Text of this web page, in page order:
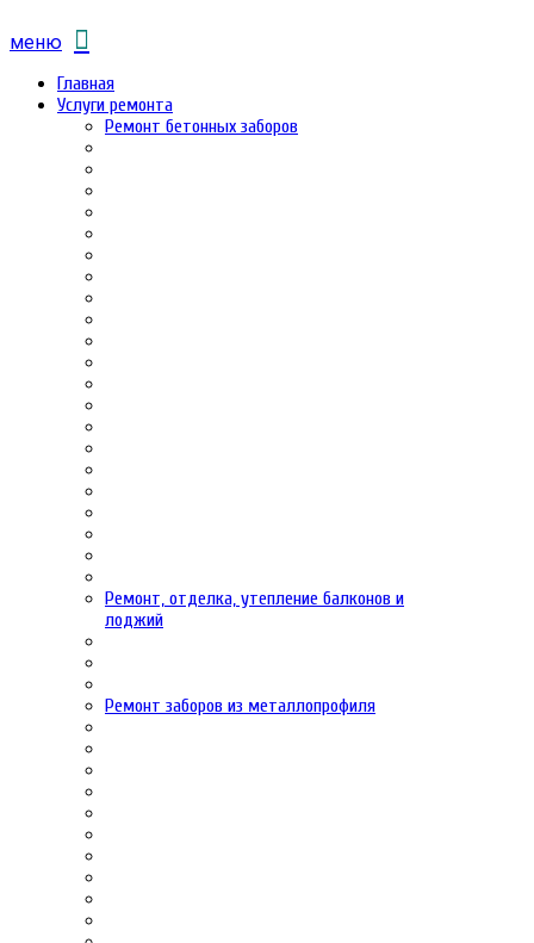
меню
Главная
Услуги ремонта
Ремонт бетонных заборов
Ремонт, отделка, утепление балконов и
лоджий
Ремонт заборов из металлопрофиля